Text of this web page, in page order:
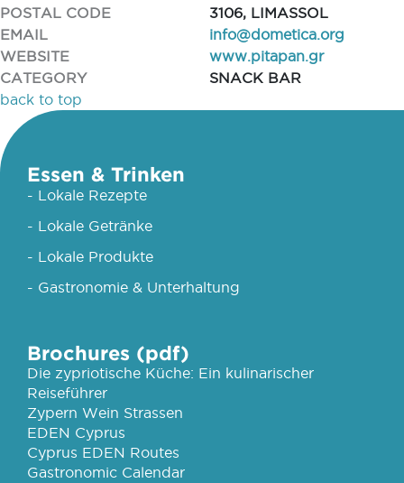
POSTAL CODE
3106, LIMASSOL
EMAIL
info@dometica.org
WEBSITE
www.pitapan.gr
CATEGORY
SNACK BAR
back to top
Essen & Trinken
- Lokale Rezepte
- Lokale Getränke
- Lokale Produkte
- Gastronomie & Unterhaltung
Brochures (pdf)
Die zypriotische Küche: Ein kulinarischer
Reiseführer
Zypern Wein Strassen
EDEN Cyprus
Cyprus EDEN Routes
Gastronomic Calendar